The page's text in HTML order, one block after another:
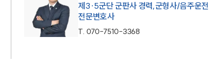
제3·5군단 군판사 경력,군형사/음주운전
전문변호사
T. 070-7510-3368